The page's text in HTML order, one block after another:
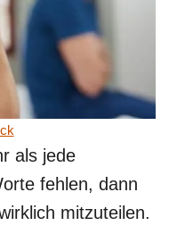
als jede
fehlen, dann
mitzuteilen.